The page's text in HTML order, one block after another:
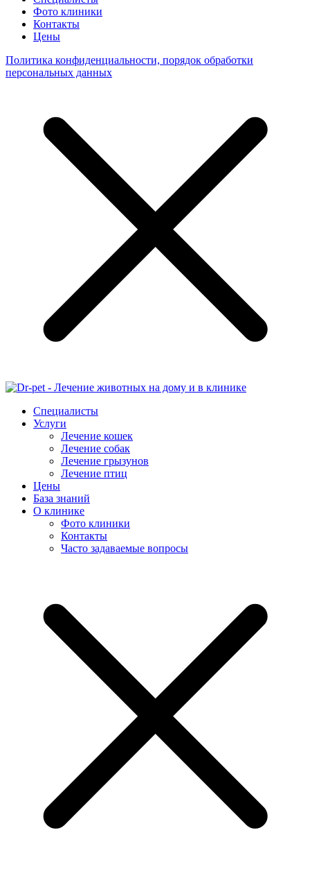
Фото клиники
Контакты
Цены
Политика конфиденциальности, порядок обработки
персональных данных
Специалисты
Услуги
Лечение кошек
Лечение собак
Лечение грызунов
Лечение птиц
Цены
База знаний
О клинике
Фото клиники
Контакты
Часто задаваемые вопросы